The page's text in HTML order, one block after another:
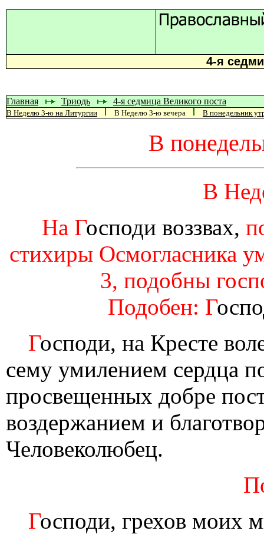
4-я
Главная Триодь 4-я седмица Великого поста
В Неделю 3-ю на Литургии В Неделю 3-ю вечера В понедельник
В
В
На Господи воззвах,
стихиры Осмогласника
3, подобны
Подобен: Г
Господи, на Кресте
сему умилением сердца
просвещенных добре
воздержанием и
Человеколюбец.
Господи, грехов моих